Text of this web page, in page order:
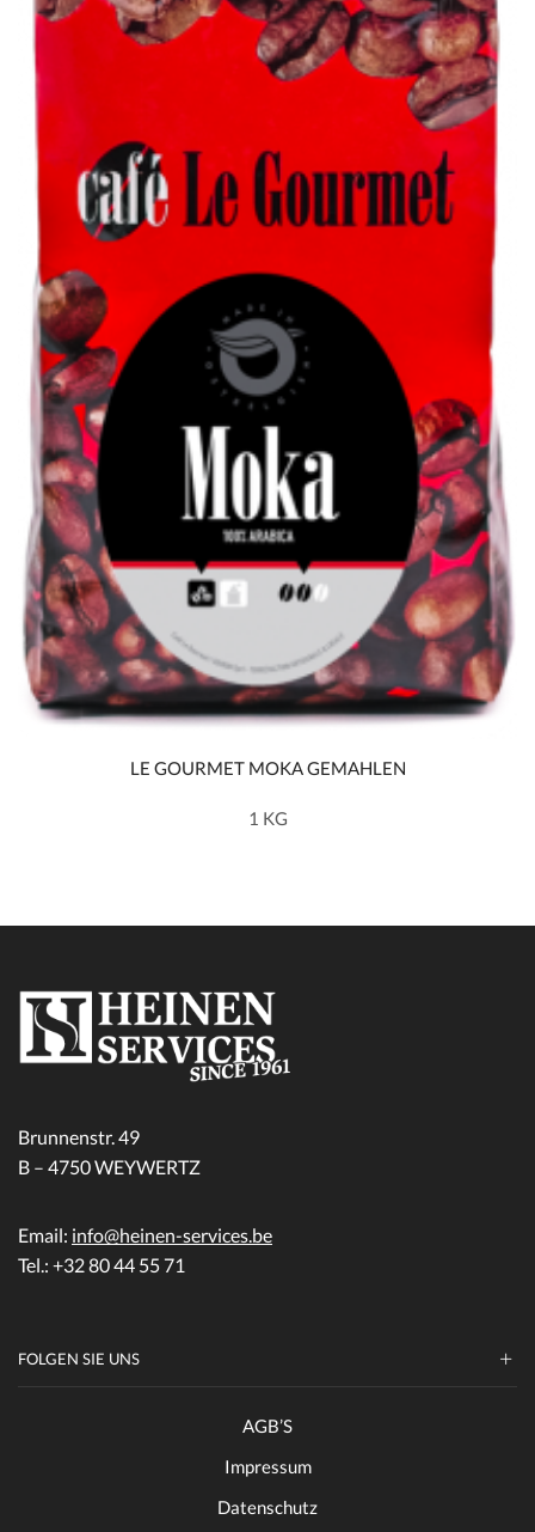
LE GOURMET MOKA GEMAHLEN
1 KG
Brunnenstr. 49
B – 4750 WEYWERTZ
Email: info@heinen-services.be
Tel.: +32 80 44 55 71
FOLGEN SIE UNS
AGB’S
Impressum
Datenschutz